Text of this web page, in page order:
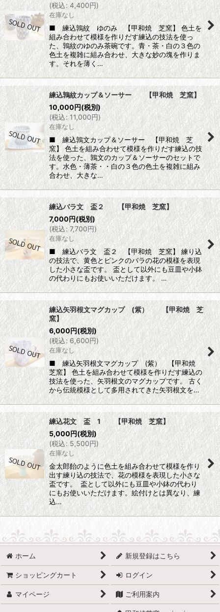
(税込: 4,400円)
在庫なし
■ 練込鶉紋 ゆのみ 【甲和焼 芝窯】 色土を
組み合わせて模様を作りだす練込の技法を使っ
た、鶉紋のゆのみ茶碗です。青・茶・白の３色の
色土を複雑に組み合わせ、大きな妙の塊を作りま
す。それを薄く…
練込鶉紋カップ＆ソーサー 【甲和焼 芝窯】
10,000円(税別)
(税込: 11,000円)
在庫なし
■ 練込鶉文カップ＆ソーサー 【甲和焼 芝
窯】 色土を組み合わせて模様を作りだす練込の技
法を使った、鶉文のカップ＆ソーサーのセットで
す。水色・薄茶・・白の３色の色土を複雑に組み
合わせ、大きな…
練込バラ文 盃２ 【甲和焼 芝窯】
7,000円(税別)
(税込: 7,700円)
在庫なし
■ 練込バラ文 盃２ 【甲和焼 芝窯】 練り込
の技法で、黄色とピンクのバラの花の模様を表現
した小さな盃です。 盃として以外にも豆皿や小鉢
の代わりにもお使いいただけます。 …
練込矢羽根文マグカップ (紫） 【甲和焼 芝
窯】
6,000円(税別)
(税込: 6,600円)
在庫なし
■ 練込矢羽根文マグカップ (紫） 【甲和焼
芝窯】 色土を組み合わせて模様を作りだす練込の
技法を使った、矢羽根文のマグカップです。 古く
から伝統模様として多用されてきた矢羽根文を…
練込花文 盃 1 【甲和焼 芝窯】
5,000円(税別)
(税込: 5,500円)
在庫なし
金太郎飴のように色土を組み合わせて模様を作り
出す練り込の技法で、花の模様を表現した小さな
盃です。 盃として以外にも豆皿や小鉢の代わり
にもお使いいただけます。絵付けとは異なり、練
込…
ホーム 新規登録はこちら
ショッピングカート ログイン
マイページ ご利用案内